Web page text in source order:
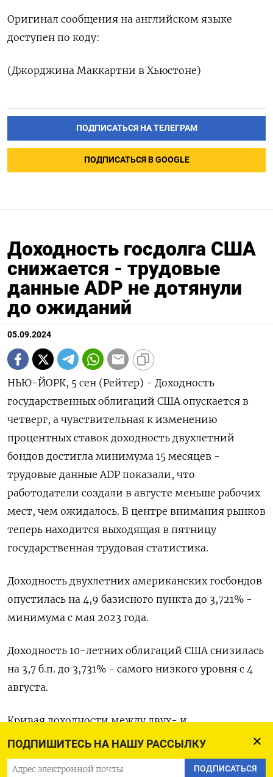
ПОДПИШИТЕСЬ НА НАШУ РАССЫЛКУ
ПОДПИСАТЬСЯ
Оригинал сообщения на английском языке
доступен по коду:
(Джорджина Маккартни в Хьюстоне)
ПОДПИСАТЬСЯ НА ТЕЛЕГРАМ
ПОДПИСАТЬСЯ В GOOGLE
Доходность госдолга США
снижается - трудовые
данные ADP не дотянули
до ожиданий
05.09.2024
НЬЮ-ЙОРК, 5 сен (Рейтер) - Доходность
государственных облигаций США опускается в
четверг, а чувствительная к изменению
процентных ставок доходность двухлетний
бондов достигла минимума 15 месяцев -
трудовые данные ADP показали, что
работодатели создали в августе меньше рабочих
мест, чем ожидалось. В центре внимания рынков
теперь находится выходящая в пятницу
государственная трудовая статистика.
Доходность двухлетних американских госбондов
опустилась на 4,9 базисного пункта до 3,721% -
минимума с мая 2023 года.
Доходность 10-летних облигаций США снизилась
на 3,7 б.п. до 3,731% - самого низкого уровня с 4
августа.
Кривая доходности между двух- и
десятилетними госбондами США находилась на
уровне 0,80 б.п. после того, как во вторник